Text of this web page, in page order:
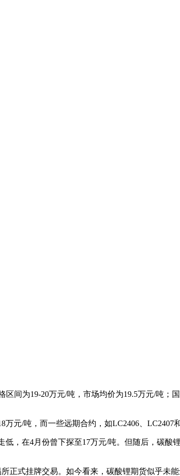
间为19-20万元/吨，市场均价为19.5万元/吨；
元/吨，而一些远期合约，如LC2406、LC2407
，在4月份曾下探至17万元/吨。但随后，碳
正式挂牌交易。如今看来，碳酸锂期货似乎未